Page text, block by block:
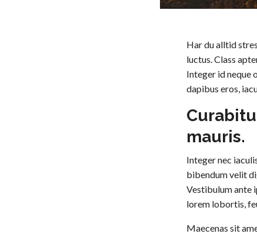
Har du alltid
luctus. Class
Integer id neque
dapibus eros,
mauris.
Integer nec
bibendum velit
Vestibulum ante
lorem lobortis,
Maecenas sit